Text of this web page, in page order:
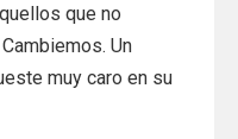
que no
Un
muy caro en su